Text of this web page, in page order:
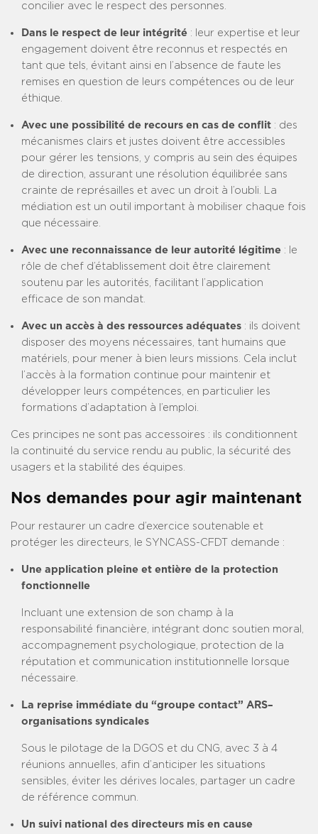
concilier avec le respect des personnes.
Dans le respect de leur intégrité : leur expertise et leur
engagement doivent être reconnus et respectés en
tant que tels, évitant ainsi en l’absence de faute les
remises en question de leurs compétences ou de leur
éthique.
Avec une possibilité de recours en cas de conflit : des
mécanismes clairs et justes doivent être accessibles
pour gérer les tensions, y compris au sein des équipes
de direction, assurant une résolution équilibrée sans
crainte de représailles et avec un droit à l’oubli. La
médiation est un outil important à mobiliser chaque fois
que nécessaire.
Avec une reconnaissance de leur autorité légitime : le
rôle de chef d’établissement doit être clairement
soutenu par les autorités, facilitant l’application
efficace de son mandat.
Avec un accès à des ressources adéquates : ils doivent
disposer des moyens nécessaires, tant humains que
matériels, pour mener à bien leurs missions. Cela inclut
l’accès à la formation continue pour maintenir et
développer leurs compétences, en particulier les
formations d’adaptation à l’emploi.
Ces principes ne sont pas accessoires : ils conditionnent
la continuité du service rendu au public, la sécurité des
usagers et la stabilité des équipes.
Nos demandes pour agir maintenant
Pour restaurer un cadre d’exercice soutenable et
protéger les directeurs, le SYNCASS-CFDT demande :
Une application pleine et entière de la protection
fonctionnelle
Incluant une extension de son champ à la
responsabilité financière, intégrant donc soutien moral,
accompagnement psychologique, protection de la
réputation et communication institutionnelle lorsque
nécessaire.
La reprise immédiate du “groupe contact” ARS–
organisations syndicales
Sous le pilotage de la DGOS et du CNG, avec 3 à 4
réunions annuelles, afin d’anticiper les situations
sensibles, éviter les dérives locales, partager un cadre
de référence commun.
Un suivi national des directeurs mis en cause